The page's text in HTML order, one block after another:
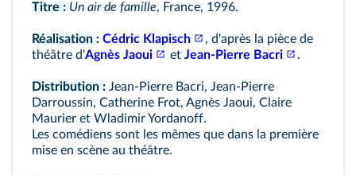
Titre : Un air de famille, France, 1996.
Réalisation : Cédric Klapisch
, d'après la pièce de
théâtre d'Agnès Jaoui et Jean-Pierre Bacri .
Distribution : Jean-Pierre Bacri, Jean-Pierre
Darroussin, Catherine Frot, Agnès Jaoui, Claire
Maurier et Wladimir Yordanoff.
Les comédiens sont les mêmes que dans la première
mise en scène au théâtre.